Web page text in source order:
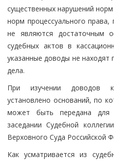
существенных нарушений
норм процессуального
не являются достаточным
судебных актов в
указанные доводы не
дела.
При изучении доводов
установлено оснований, по
может быть передана для
заседании Судебной
Верховного Суда Российской
Как усматривается из